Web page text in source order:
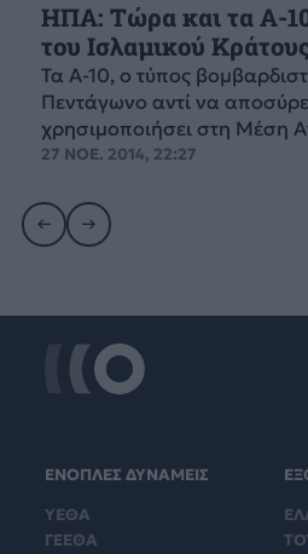
ΗΠΑ: Τώρα και τα Α-
του Ισλαμικού
Τα Α-10, ο τύπος
Πεντάγωνο αντί να
χρησιμοποιήσει στη Μέση
27 ΝΟΕ. 2014, 22:27
ΕΝΟΠΛΕΣ ΔΥΝΑΜΕΙΣ
ΥΕΘΑ
ΓΕΕΘΑ